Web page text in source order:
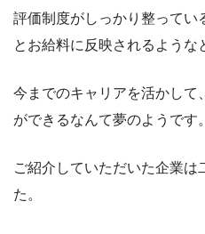
評価制度がしっかり整ってい
とお給料に反映されるような
今までのキャリアを活かして
ができるなんて夢のようです。
ご紹介していただいた企業は
た。